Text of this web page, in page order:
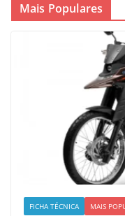
Mais Populares
FICHA TÉCNICA MAIS